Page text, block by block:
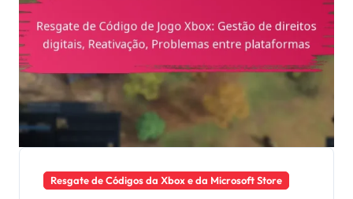
Resgate de Códigos da Xbox e da Microsoft Store